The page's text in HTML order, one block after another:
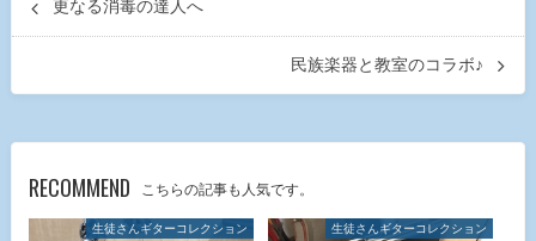
更なる消毒の達人へ
民族楽器と教室のコラボ♪
RECOMMEND こちらの記事も人気です。
生徒さんギターコレクション 生徒さんギターコレクション